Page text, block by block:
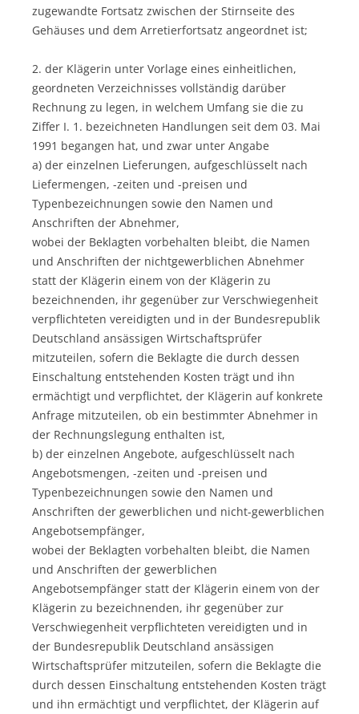
zugewandte Fortsatz zwischen der Stirnseite des
Gehäuses und dem Arretierfortsatz angeordnet ist;
2. der Klägerin unter Vorlage eines einheitlichen,
geordneten Verzeichnisses vollständig darüber
Rechnung zu legen, in welchem Umfang sie die zu
Ziffer I. 1. bezeichneten Handlungen seit dem 03. Mai
1991 begangen hat, und zwar unter Angabe
a) der einzelnen Lieferungen, aufgeschlüsselt nach
Liefermengen, -zeiten und -preisen und
Typenbezeichnungen sowie den Namen und
Anschriften der Abnehmer,
wobei der Beklagten vorbehalten bleibt, die Namen
und Anschriften der nichtgewerblichen Abnehmer
statt der Klägerin einem von der Klägerin zu
bezeichnenden, ihr gegenüber zur Verschwiegenheit
verpflichteten vereidigten und in der Bundesrepublik
Deutschland ansässigen Wirtschaftsprüfer
mitzuteilen, sofern die Beklagte die durch dessen
Einschaltung entstehenden Kosten trägt und ihn
ermächtigt und verpflichtet, der Klägerin auf konkrete
Anfrage mitzuteilen, ob ein bestimmter Abnehmer in
der Rechnungslegung enthalten ist,
b) der einzelnen Angebote, aufgeschlüsselt nach
Angebotsmengen, -zeiten und -preisen und
Typenbezeichnungen sowie den Namen und
Anschriften der gewerblichen und nicht-gewerblichen
Angebotsempfänger,
wobei der Beklagten vorbehalten bleibt, die Namen
und Anschriften der gewerblichen
Angebotsempfänger statt der Klägerin einem von der
Klägerin zu bezeichnenden, ihr gegenüber zur
Verschwiegenheit verpflichteten vereidigten und in
der Bundesrepublik Deutschland ansässigen
Wirtschaftsprüfer mitzuteilen, sofern die Beklagte die
durch dessen Einschaltung entstehenden Kosten trägt
und ihn ermächtigt und verpflichtet, der Klägerin auf